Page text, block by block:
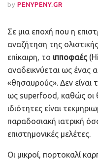
by PENYPENY.GR
Σε μια εποχή που η
αναζήτηση της
επίκαιρη, το ιπποφαές
αναδεικνύεται ως ένας
«θησαυρούς». Δεν είναι
ως superfood, καθώς οι
ιδιότητες είναι
παραδοσιακή ιατρική
επιστημονικές μελέτες.
Οι μικροί, πορτοκαλί